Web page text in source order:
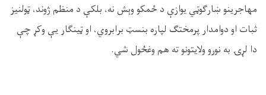
مهاجرینو ښارګوټي یوازې د ځمکو وېش نه، بلکې د منظم ژوند، ټولنیز
ثبات او دوامدار پرمختګ لپاره بنسټ برابروي، او ټینګار یې وکړ چې
دا لړۍ به نورو ولایتونو ته هم وغځول شي.